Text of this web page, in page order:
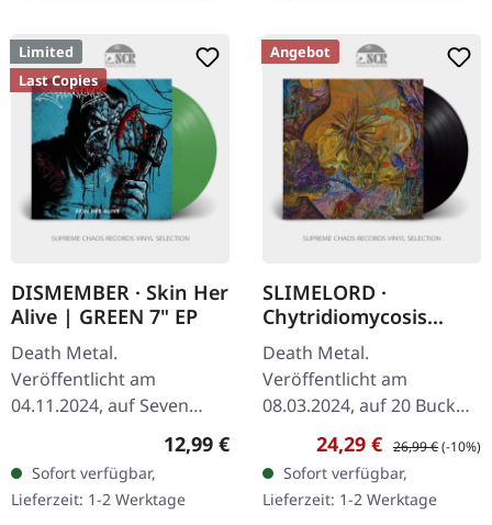
Limited
Last Copies
DISMEMBER · Skin Her
Alive | GREEN 7" EP
Death Metal.
Veröffentlicht am
04.11.2024, auf Seven
Metal Inches Records.
Transparent grünes Vinyl
im Cover mit Inside-Out-
Print, limitierte Auflage…
Regulärer Preis:
12,99 €
Sofort verfügbar,
Lieferzeit: 1-2 Werktage
Angebot
SLIMELORD ·
Chytridiomycosis
Relinquished | BLACK
LP
Death Metal.
Veröffentlicht am
08.03.2024, auf 20 Buck
Spin. Schwarzes Vinyl.
Slimelord liefern mit
"Chytridiomycosis
Relinquished" einen…
Verkaufspreis:
24,29 € Regulärer Preis:
26,99 €(-10%)
Sofort verfügbar,
Lieferzeit: 1-2 Werktage